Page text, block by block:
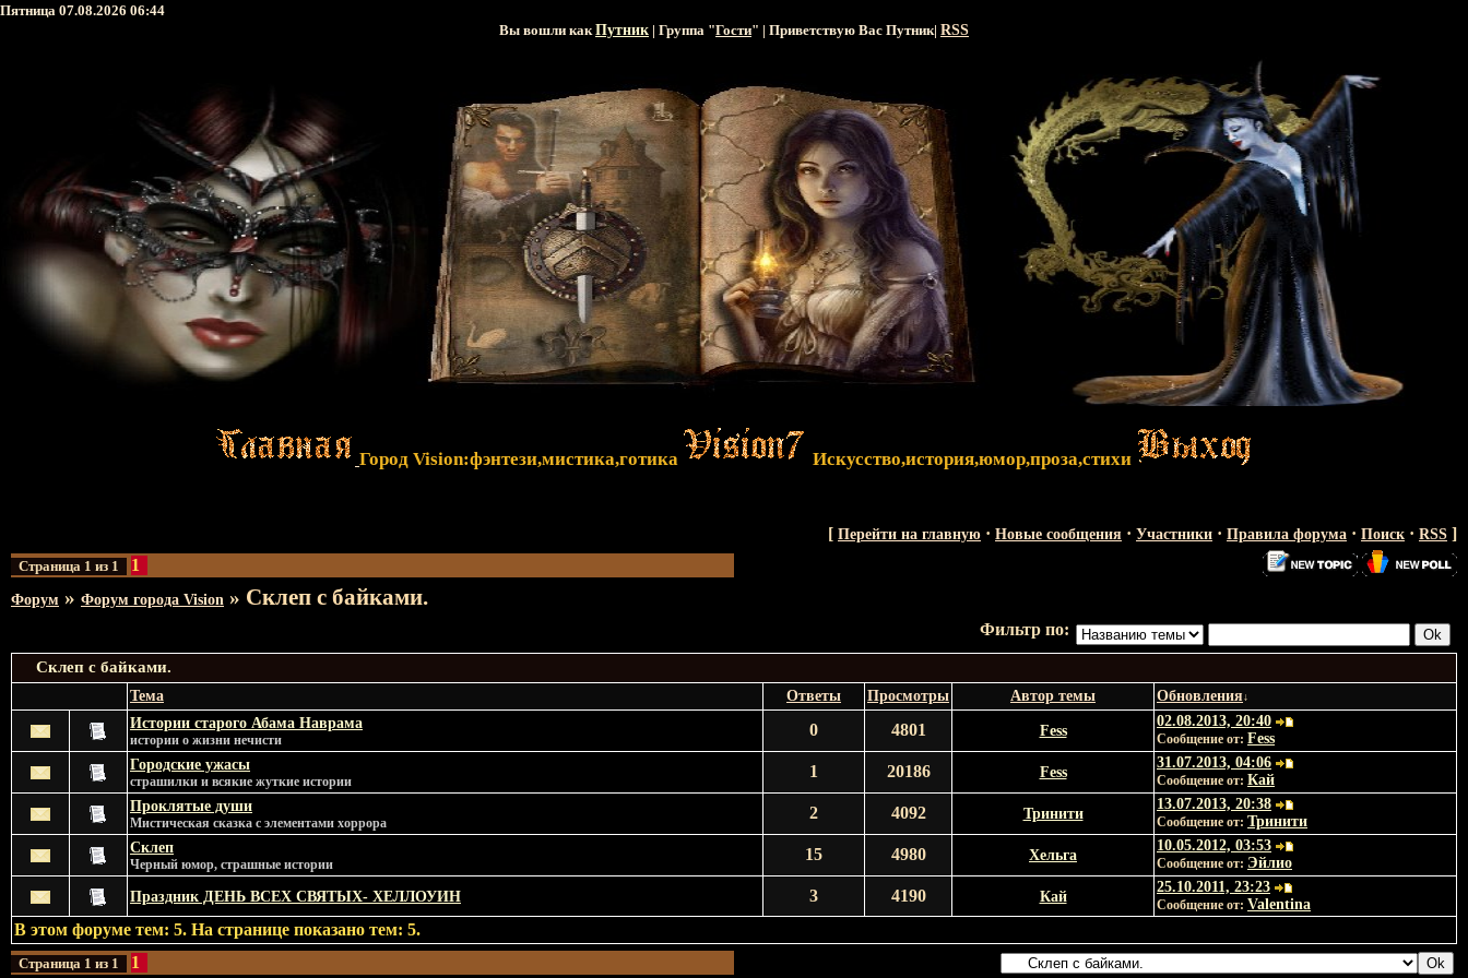
Пятница 07.08.2026 06:44
Вы вошли какПутник | Группа "Гости" | Приветствую Вас Путник| RSS
Город Vision:фэнтези,мистика,готика Искусство,история,юмор,проза,стихи
[ Перейти на главную · Новые сообщения · Участники · Правила форума · Поиск · RSS ]
Страница 1 из 1 1
Форум » Форум города Vision » Склеп с байками.
Фильтр по:
Склеп с байками.
Тема Ответы Просмотры Автор темы Обновления↓
Истории старого Абама Наврама
истории о жизни нечисти
0 4801 Fess
02.08.2013, 20:40
Сообщение от: Fess
Городские ужасы
страшилки и всякие жуткие истории
1 20186 Fess
31.07.2013, 04:06
Сообщение от: Кай
Проклятые души
Мистическая сказка с элементами хоррора
2 4092 Тринити
13.07.2013, 20:38
Сообщение от: Тринити
Склеп
Черный юмор, страшные истории
15 4980 Хельга
10.05.2012, 03:53
Сообщение от: Эйлио
Праздник ДЕНЬ ВСЕХ СВЯТЫХ- ХЕЛЛОУИН 3 4190 Кай
25.10.2011, 23:23
Сообщение от: Valentina
В этом форуме тем: 5. На странице показано тем: 5.
Страница 1 из 1 1